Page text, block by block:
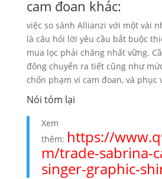
cam đoan khác:
việc so sánh Allianzi với một vài
là câu hỏi lời yêu cầu bắt buộc
mua lọc phải chăng nhất vững.
đông chuyển ra tiết cũng như
chốn phạm vi cam đoan, và phục
Nói tóm lại
Xem
thêm: https://
m/trade-sabrina-
singer-graphic-